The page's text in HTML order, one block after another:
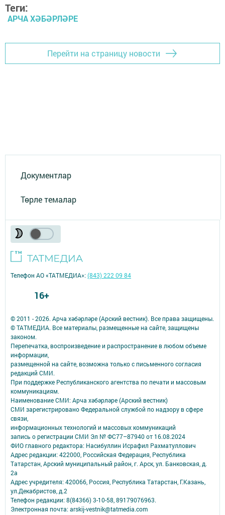
Теги:
АРЧА ХӘБӘРЛӘРЕ
Перейти на страницу новости
Документлар
Төрле темалар
© 2011 - 2026. Арча хәбәрләре (Арский вестник). Все права защищены.
© ТАТМЕДИА. Все материалы, размещенные на сайте, защищены
законом.
Перепечатка, воспроизведение и распространение в любом объеме
информации,
размещенной на сайте, возможна только с письменного согласия
редакций СМИ.
При поддержке Республиканского агентства по печати и массовым
коммуникациям.
Наименование СМИ: Арча хәбәрләре (Арский вестник)
СМИ зарегистрировано Федеральной службой по надзору в сфере
связи,
информационных технологий и массовых коммуникаций
запись о регистрации СМИ Эл № ФС77–87940 от 16.08.2024
ФИО главного редактора: Насибуллин Исрафил Рахматуллович
Адрес редакции: 422000, Российская Федерация, Республика
Татарстан, Арский муниципальный район, г. Арск, ул. Банковская, д.
2а
Адрес учредителя: 420066, Россия, Республика Татарстан, Г.Казань,
ул.Декабристов, д.2
Телефон редакции: 8(84366) 3-10-58, 89179076963.
Электронная почта: arskij-vestnik@tatmedia.com
Телефон АО «ТАТМЕДИА»:(843) 222 09 84
16+